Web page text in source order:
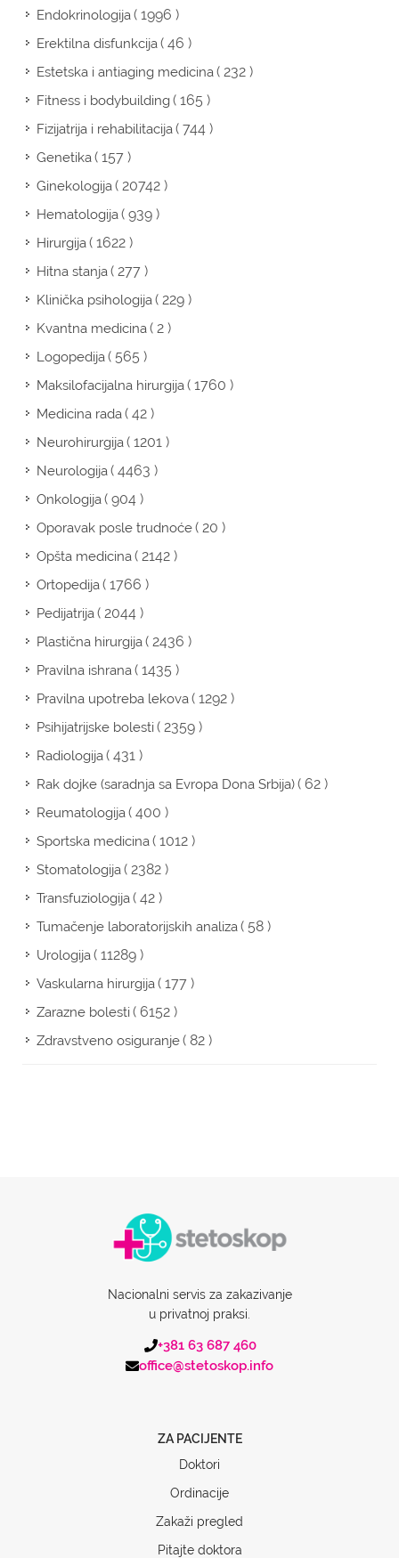
Endokrinologija( 1996 )
Erektilna disfunkcija( 46 )
Estetska i antiaging medicina( 232 )
Fitness i bodybuilding( 165 )
Fizijatrija i rehabilitacija( 744 )
Genetika( 157 )
Ginekologija( 20742 )
Hematologija( 939 )
Hirurgija( 1622 )
Hitna stanja( 277 )
Klinička psihologija( 229 )
Kvantna medicina( 2 )
Logopedija( 565 )
Maksilofacijalna hirurgija( 1760 )
Medicina rada( 42 )
Neurohirurgija( 1201 )
Neurologija( 4463 )
Onkologija( 904 )
Oporavak posle trudnoće( 20 )
Opšta medicina( 2142 )
Ortopedija( 1766 )
Pedijatrija( 2044 )
Plastična hirurgija( 2436 )
Pravilna ishrana( 1435 )
Pravilna upotreba lekova( 1292 )
Psihijatrijske bolesti( 2359 )
Radiologija( 431 )
Rak dojke (saradnja sa Evropa Dona Srbija)( 62 )
Reumatologija( 400 )
Sportska medicina( 1012 )
Stomatologija( 2382 )
Transfuziologija( 42 )
Tumačenje laboratorijskih analiza( 58 )
Urologija( 11289 )
Vaskularna hirurgija( 177 )
Zarazne bolesti( 6152 )
Zdravstveno osiguranje( 82 )
Nacionalni servis za zakazivanje
u privatnoj praksi.
+381 63 687 460
office@stetoskop.info
ZA PACIJENTE
Doktori
Ordinacije
Zakaži pregled
Pitajte doktora